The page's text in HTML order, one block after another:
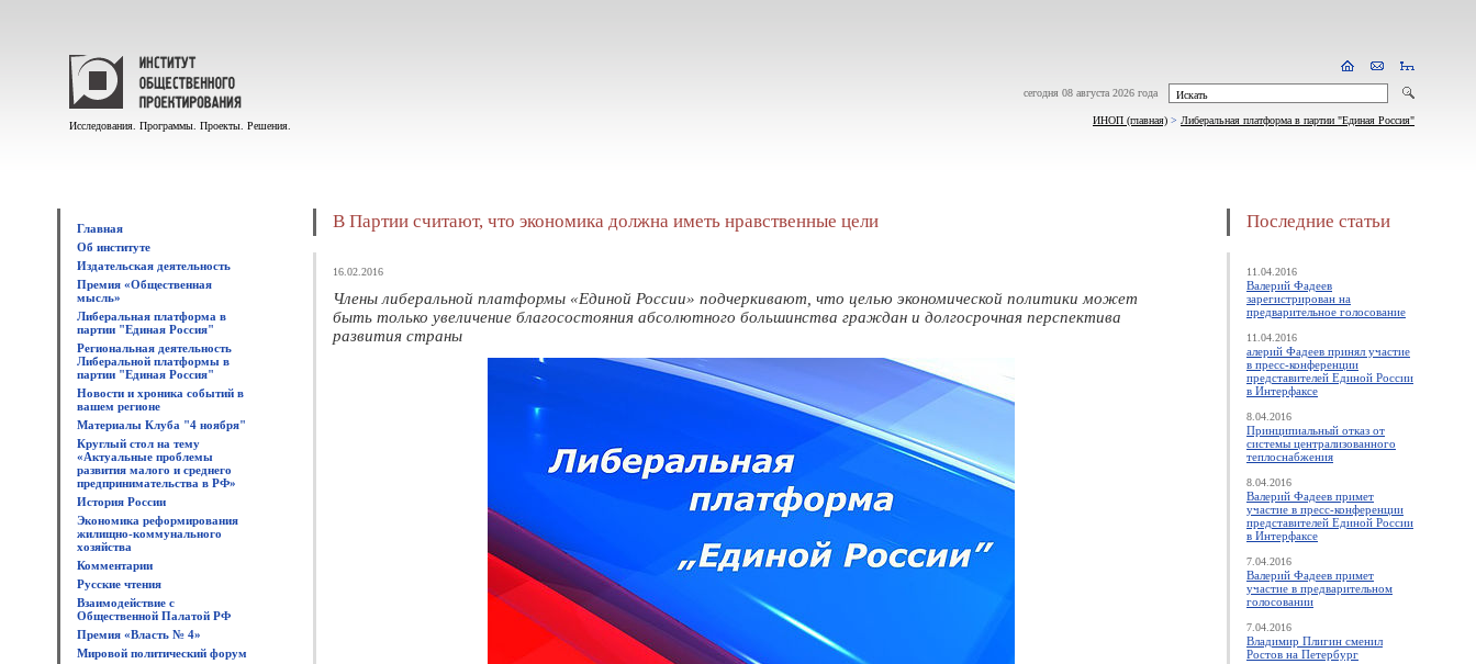
Исследования. Программы. Проекты. Решения.
сегодня 08 августа 2026 года
ИНОП (главная) > Либеральная платформа в партии "Единая Россия"
Главная
Об институте
Издательская деятельность
Премия «Общественная
мысль»
Либеральная платформа в
партии "Единая Россия"
Региональная деятельность
Либеральной платформы в
партии "Единая Россия"
Новости и хроника событий в
вашем регионе
Материалы Клуба "4 ноября"
Круглый стол на тему
«Актуальные проблемы
развития малого и среднего
предпринимательства в РФ»
История России
Экономика реформирования
жилищно-коммунального
хозяйства
Комментарии
Русские чтения
Взаимодействие с
Общественной Палатой РФ
Премия «Власть № 4»
Мировой политический форум
В Партии считают, что экономика должна иметь нравственные цели
16.02.2016
Члены либеральной платформы «Единой России» подчеркивают, что целью экономической политики может
быть только увеличение благосостояния абсолютного большинства граждан и долгосрочная перспектива
развития страны
Последние статьи
11.04.2016
Валерий Фадеев
зарегистрирован на
предварительное голосование
11.04.2016
алерий Фадеев принял участие
в пресс-конференции
представителей Единой России
в Интерфаксе
8.04.2016
Принципиальный отказ от
системы централизованного
теплоснабжения
8.04.2016
Валерий Фадеев примет
участие в пресс-конференции
представителей Единой России
в Интерфаксе
7.04.2016
Валерий Фадеев примет
участие в предварительном
голосовании
7.04.2016
Владимир Плигин сменил
Ростов на Петербург